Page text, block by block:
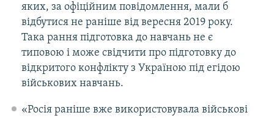
яких, за офіційним повідомлення, мали б
відбутися не раніше від вересня 2019 року.
Така рання підготовка до навчань не є
типовою і може свідчити про підготовку до
відкритого конфлікту з Україною під егідою
військових навчань.
«Росія раніше вже використовувала військові